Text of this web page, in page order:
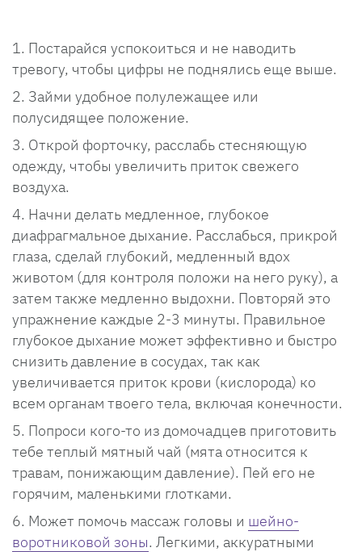
Постарайся успокоиться и не наводить
тревогу, чтобы цифры не поднялись еще выше.
Займи удобное полулежащее или
полусидящее положение.
Открой форточку, расслабь стесняющую
одежду, чтобы увеличить приток свежего
воздуха.
Начни делать медленное, глубокое
диафрагмальное дыхание. Расслабься, прикрой
глаза, сделай глубокий, медленный вдох
животом (для контроля положи на него руку), а
затем также медленно выдохни. Повторяй это
упражнение каждые 2-3 минуты. Правильное
глубокое дыхание может эффективно и быстро
снизить давление в сосудах, так как
увеличивается приток крови (кислорода) ко
всем органам твоего тела, включая конечности.
Попроси кого-то из домочадцев приготовить
тебе теплый мятный чай (мята относится к
травам, понижающим давление). Пей его не
горячим, маленькими глотками.
Может помочь массаж головы и шейно-
воротниковой зоны. Легкими, аккуратными